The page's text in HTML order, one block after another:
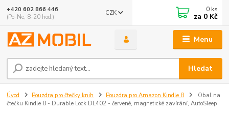
Menu
CZK
Hledat
+420 602 866 446
(Po-Ne, 8-20 hod.)
0 ks
za 0 Kč
Úvod Pouzdra pro čtečky knih Pouzdra pro Amazon Kindle 8
Obal na
čtečku Kindle 8 - Durable Lock DL402 - červené, magnetické zavírání, AutoSleep